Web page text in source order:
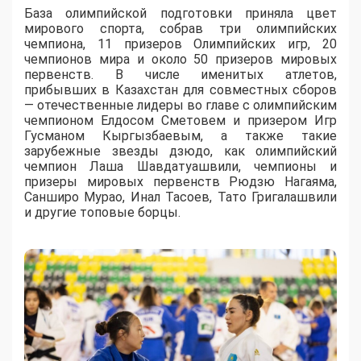
База олимпийской подготовки приняла цвет
мирового спорта, собрав три олимпийских
чемпиона, 11 призеров Олимпийских игр, 20
чемпионов мира и около 50 призеров мировых
первенств. В числе именитых атлетов,
прибывших в Казахстан для совместных сборов
— отечественные лидеры во главе с олимпийским
чемпионом Елдосом Сметовем и призером Игр
Гусманом Кыргызбаевым, а также такие
зарубежные звезды дзюдо, как олимпийский
чемпион Лаша Шавдатуашвили, чемпионы и
призеры мировых первенств Рюдзю Нагаяма,
Санширо Мурао, Инал Тасоев, Тато Григалашвили
и другие топовые борцы.